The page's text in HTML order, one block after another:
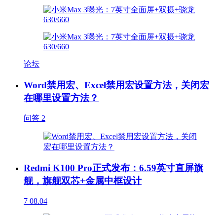
论坛
Word禁用宏、Excel禁用宏设置方法，关闭宏
在哪里设置方法？
问答 2
Redmi K100 Pro正式发布：6.59英寸直屏旗
舰，旗舰双芯+金属中框设计
7 08.04